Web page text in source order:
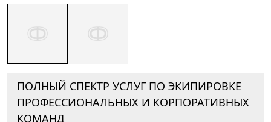
ПОЛНЫЙ СПЕКТР УСЛУГ ПО ЭКИПИРОВКЕ
ПРОФЕССИОНАЛЬНЫХ И КОРПОРАТИВНЫХ
КОМАНД